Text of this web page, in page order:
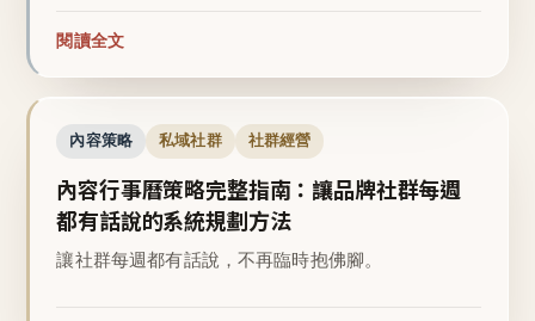
閱讀全文
內容策略 私域社群 社群經營
內容行事曆策略完整指南：讓品牌社群每週
都有話說的系統規劃方法
讓社群每週都有話說，不再臨時抱佛腳。